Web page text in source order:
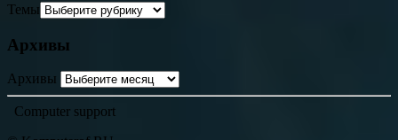
Темы
Архивы
Архивы
Computer support